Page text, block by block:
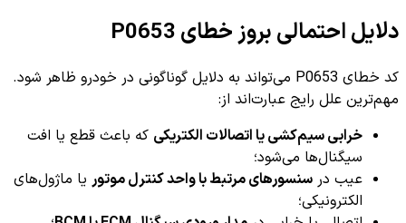
دلایل احتمالی بروز خطای P0653
کد خطای P0653 می‌تواند به دلایل گوناگونی در خودرو ظاهر شود.
مهم‌ترین علل رایج عبارت‌اند از:
خرابی سیم‌کشی یا اتصالات الکتریکی که باعث قطع یا افت
سیگنال‌ها می‌شود؛
عیب در سنسورهای مرتبط با واحد کنترل موتور یا ماژول‌های
الکترونیکی؛